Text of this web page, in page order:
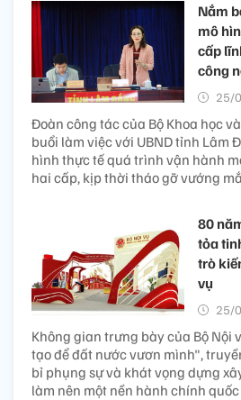
Nắm
mô
cấp
công
25/
Đoàn công tác của Bộ Khoa học
buổi làm việc với UBND tỉnh Lâm
hình thực tế quá trình vận hành
hai cấp, kịp thời tháo gỡ vướng
80
tỏa
trò
vụ
25/
Không gian trưng bày của Bộ Nội
tạo để đất nước vươn mình",
bỉ phụng sự và khát vọng dựng
làm nên một nền hành chính